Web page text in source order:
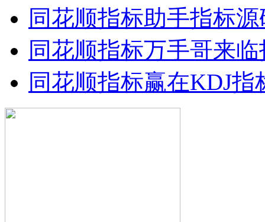
同花顺指标助手指标
同花顺指标万手哥来
同花顺指标赢在KDJ指